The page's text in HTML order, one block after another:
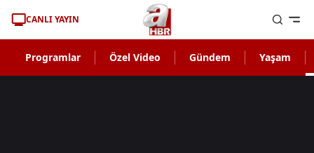
CANLI YAYIN
Programlar Özel Video Gündem Yaşam